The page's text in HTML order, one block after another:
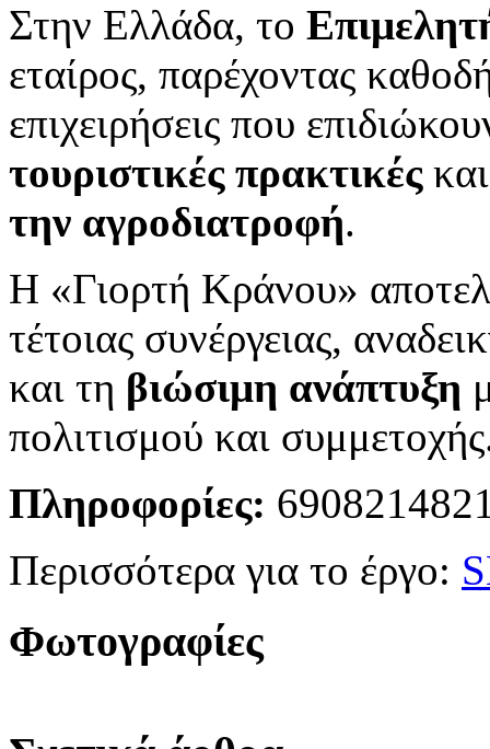
Στην Ελλάδα, το
εταίρος, παρέχοντας
επιχειρήσεις που
τουριστικές πρακτικές
την αγροδιατροφή.
Η «Γιορτή Κράνου»
τέτοιας συνέργειας,
και τη βιώσιμη ανάπτυξη
πολιτισμού και
Πληροφορίες:
Περισσότερα για το έργο:
Φωτογραφίες